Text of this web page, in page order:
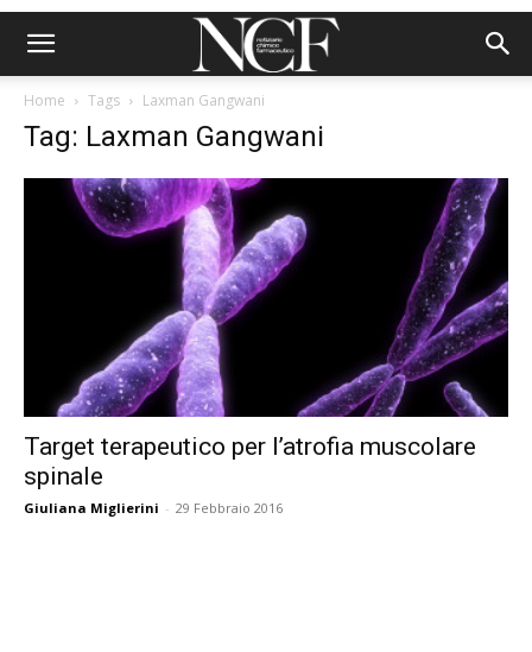
Home Tags Laxman Gangwani
Tag: Laxman Gangwani
Target terapeutico per l’atrofia muscolare
spinale
Giuliana Miglierini - 29 Febbraio 2016